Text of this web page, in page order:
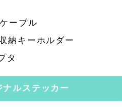
ーブル
納キーホルダー
タ
ナルステッカー